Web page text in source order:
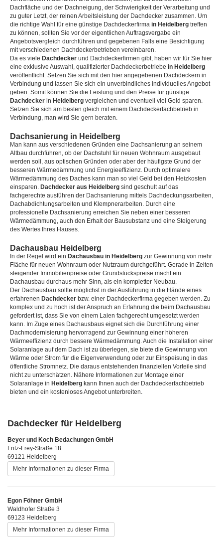
Dachfläche und der Dachneigung, der Schwierigkeit der Verarbeitung und
zu guter Letzt, der reinen Arbeitsleistung der Dachdecker zusammen. Um
die richtige Wahl für eine günstige Dachdeckerfirma in Heidelberg treffen
zu können, sollten Sie vor der eigentlichen Auftragsvergabe ein
Angebotsvergleich durchführen und gegebenen Falls eine Besichtigung
mit verschiedenen Dachdeckerbetrieben vereinbaren.
Da es viele Dachdecker und Dachdeckerfirmen gibt, haben wir für Sie hier
eine exklusive Auswahl, qualifizierter Dachdeckerbetriebe in Heidelberg
veröffentlicht. Setzen Sie sich mit den hier angegebenen Dachdeckern in
Verbindung und lassen Sie sich ein unverbindliches individuelles Angebot
geben. Somit können Sie die Leistung und den Preise für günstige
Dachdecker in Heidelberg vergleichen und eventuell viel Geld sparen.
Setzen Sie sich am besten gleich mit einem Dachdeckerfachbetrieb in
Verbindung, man wird Sie gern beraten.
Dachsanierung in Heidelberg
Man kann aus verschiedenen Gründen eine Dachsanierung an seinem
Altbau durchführen, ob der Dachstuhl für neuen Wohnraum ausgebaut
werden soll, aus optischen Gründen oder aber der häufigste Grund der
besseren Wärmedämmung und Energieeffizienz. Durch optimalere
Wärmedämmung des Daches kann man so viel Geld bei den Heizkosten
einsparen. Dachdecker aus Heidelberg sind geschult auf das
fachgerechte ausführen der Dachsanierung mittels Dachdeckungsarbeiten,
Dachabdichtungsarbeiten und Klempnerarbeiten. Durch eine
professionelle Dachsanierung erreichen Sie neben einer besseren
Wärmedämmung, auch den Erhalt der Bausubstanz und eine Steigerung
des Wertes Ihres Hauses.
Dachausbau Heidelberg
In der Regel wird ein Dachausbau in Heidelberg zur Gewinnung von mehr
Fläche für neuen Wohnraum oder Nutzraum durchgeführt. Gerade in Zeiten
steigender Immobilienpreise oder Grundstückspreise macht ein
Dachausbau durchaus mehr Sinn, als ein kompletter Neubau.
Der Dachausbau sollte möglichst in der Ausführung in die Hände eines
erfahrenen Dachdecker bzw. einer Dachdeckerfirma gegeben werden. Zu
komplex und zu hoch ist der Anspruch an Erfahrung die beim Dachausbau
gefordert ist, dass Sie von einem Laien fachgerecht umgesetzt werden
kann. Im Zuge eines Dachausbaus eignet sich die Durchführung einer
Dachmodernisierung hervorragend zur Gewinnung einer höheren
Wärmeeffizienz durch bessere Wärmedämmung. Auch die Installation einer
Solaranlage auf dem Dach ist zu überlegen, sie biete die Gewinnung von
Wärme oder Strom für die Eigenverwendung oder zur Einspeisung in das
öffentliche Stromnetz. Die daraus entstehenden finanziellen Vorteile sind
nicht zu unterschätzen. Nähere Informationen zur Montage einer
Solaranlage in Heidelberg kann Ihnen auch der Dachdeckerfachbetrieb
bieten und ein kostenloses Angebot unterbreiten.
Dachdecker für Heidelberg
Beyer und Koch Bedachungen GmbH
Fritz-Frey-Straße 18
69121 Heidelberg
Mehr Informationen zu dieser Firma
Egon Föhner GmbH
Waldhofer Straße 3
69123 Heidelberg
Mehr Informationen zu dieser Firma